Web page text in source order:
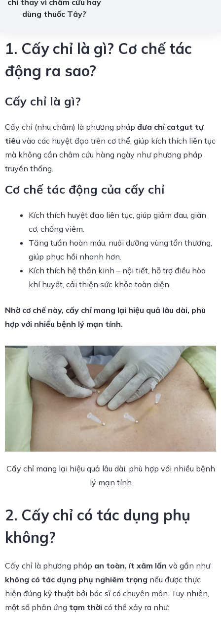
chỉ thay vì châm cứu hay
dùng thuốc Tây?
1. Cấy chỉ là gì? Cơ chế tác
động ra sao?
Cấy chỉ là gì?
Cấy chỉ (nhu châm) là phương pháp đưa chỉ catgut tự
tiêu vào các huyệt đạo trên cơ thể, giúp kích thích liên tục
mà không cần châm cứu hàng ngày như phương pháp
truyền thống.
Cơ chế tác động của cấy chỉ
Kích thích huyệt đạo liên tục, giúp giảm đau, giãn
cơ, chống viêm.
Tăng tuần hoàn máu, nuôi dưỡng vùng tổn thương,
giúp phục hồi nhanh hơn.
Kích thích hệ thần kinh – nội tiết, hỗ trợ điều hòa
khí huyết, cải thiện sức khỏe toàn diện.
Nhờ cơ chế này, cấy chỉ mang lại hiệu quả lâu dài, phù
hợp với nhiều bệnh lý mạn tính.
Cấy chỉ mang lại hiệu quả lâu dài, phù hợp với nhiều bệnh
lý mạn tính
2. Cấy chỉ có tác dụng phụ
không?
Cấy chỉ là phương pháp an toàn, ít xâm lấn và gần như
không có tác dụng phụ nghiêm trọng nếu được thực
hiện đúng kỹ thuật bởi bác sĩ có chuyên môn. Tuy nhiên,
một số phản ứng tạm thời có thể xảy ra như: